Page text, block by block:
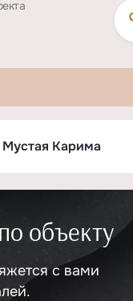
Лэнд»Карима
объекту
с вами